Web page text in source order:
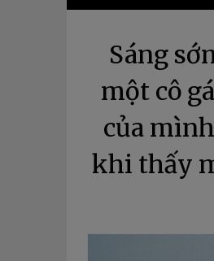
Sáng
một cô
của
khi thấy